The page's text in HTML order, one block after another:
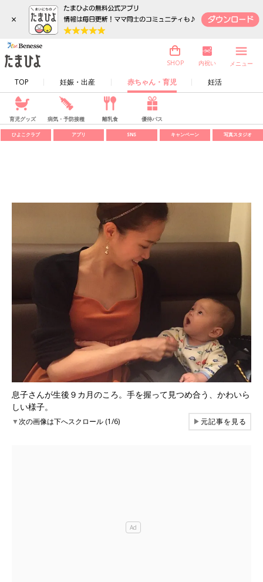
×
TOP 妊娠・出産 赤ちゃん・育児 妊活
SHOP 内祝い メニュー
育児グッズ 病気・予防接種 離乳食 優待パス
ひよこクラブ アプリ SNS キャンペーン 写真スタジオ
息子さんが生後９カ月のころ。手を握って見つめ合う、かわいら
しい様子。
▼次の画像は下へスクロール (1/6) ▶元記事を見る